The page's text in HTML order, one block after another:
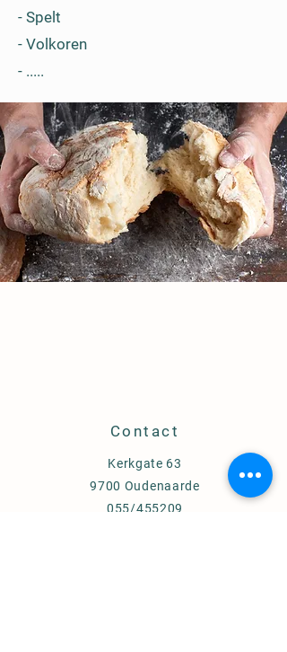
- Spelt
- Volkoren
- .....
Contact
Kerkgate 63
9700 Oudenaarde
055/455209